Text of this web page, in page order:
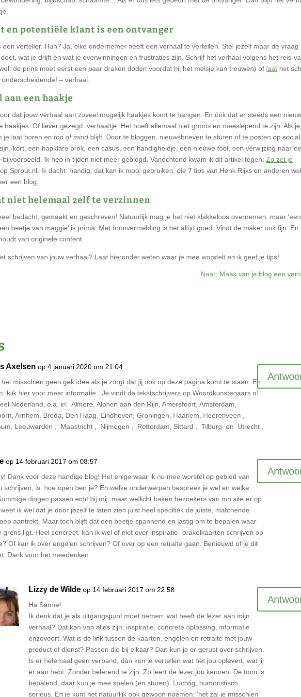
en potentiële klant is een ontvanger
een verteller. Huh? Ja, elke ondernemer heeft een verhaal te vertellen. Stel jezelf maar de vraag
wat je drijft en wat je overwinningen en frustraties zijn. Schrijf het verhaal volgens het reis-
de prins moet eerst een paar draken doden voordat hij het meisje kan trouwen) of laat het
– verhaal.
aan een haakje
dat jouw verhaal aan zoveel mogelijk haakjes komt te hangen. En óók dat er steeds een nieuw
haakjes. Of liever gezegd: verhaaltje. Het hoeft allemaal niet groots en meeslepend te zijn. Als
je laat horen entop of mind blijft. Door te bloggen, nieuwsbrieven te sturen of te posten op social
kort, een hapklare brok, een casus, een handigheidje, een nieuwe tool, een verwijzing naar
bijvoorbeeld. Ik heb in tijden niet meer geblogd. Vanochtend kwam ik dit artikel tegen:Zo zet je
op Sprout.nl. Ik dacht: handig, dat kan ik mooi gebruiken, die 7 tips van Henk Rijks en anderen
een blog.
niet helemaal zelf te verzinnen
bedacht, gemaakt en geschreven! Natuurlijk mag je het niet klakkeloos overnemen, maar ‘een
beetje van maggie’ is prima. Met bronvermelding is het altijd goed. Vindt de maker ook fijn. En
van originele content.
schrijven van jouw verhaal? Laat hieronder weten waar je mee worstelt en ik geef je tips!
Naar: Maak van je blog een
Axelsen op 4 januari 2020 om 21:04
het misschien geen gek idee als je zorgt dat jij ook op deze pagina komt te staan. En
klik hier voor meer informatie . Je vindt de tekstschrijvers op Woordkunstenaars.nl
Nederland, o.a. in: Almere, Alphen aan den Rijn, Amersfoort, Amsterdam,
Arnhem, Breda, Den Haag, Eindhoven, Groningen, Haarlem, Heerenveen ,
Leeuwarden , Maastricht , Nijmegen , Rotterdam, Sittard , Tilburg en Utrecht .
op 14 februari 2017 om 08:57
Dank voor deze handige blog! Het enige waar ik nu mee worstel op gebied van
schrijven, is: hoe open ben je? En welke onderwerpen bespreek je wel en welke
dingen passen echt bij mij, maar wellicht haken bezoekers van mn site er op
ik wel dat je door jezelf te laten zien juist heel specifiek de juiste, matchende
aantrekt. Maar toch blijft dat een beetje spannend en lastig om te bepalen waar
grens ligt. Heel concreet: kan ik wel of niet over inspiratie- orakelkaarten schrijven op
Of kan ik over engelen schrijven? Of over op een retraite gaan. Benieuwd of je dit
Dank voor het meedenken.
Lizzy de Wilde op 14 februari 2017 om 22:58
Ha Sanne!
Ik denk dat je als uitgangspunt moet nemen: wat heeft de lezer aan mijn
verhaal? Dat kan van alles zijn: inspiratie, concrete oplossing, informatie
enzovoort. Wat is de link tussen de kaarten, engelen en retraite met jouw
product of dienst? Passen die bij elkaar? Dan kun je er gerust over schrijven.
Is er helemaal geen verband, dan kun je vertellen wat het jou oplevert, wat jij
er aan hebt. Zonder belerend te zijn. Zo leert de lezer jou kennen. De toon is
bepalend, daar kun je mee spelen (en sturen). Luchtig, humoristisch,
serieus. En je kunt het natuurlijk ook gewoon noemen: ‘het zal je misschien